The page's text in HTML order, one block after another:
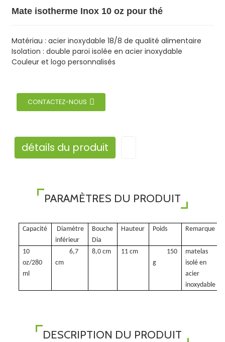
Mate isotherme Inox 10 oz pour thé
Matériau : acier inoxydable 18/8 de qualité alimentaire
Isolation : double paroi isolée en acier inoxydable
Couleur et logo personnalisés
CONTACTEZ-NOUS
détails du produit
PARAMÈTRES DU PRODUIT
Capacité
Diamètre
inférieur
Bouche
Dia
Hauteur Poids Remarque
10
oz/280
ml
6,7
cm
8,0 cm 11 cm
150
g
matelas
isolé en
acier
inoxydable
DESCRIPTION DU PRODUIT